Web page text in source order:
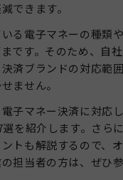
できます。
る電子マネーの種類
です。そのため、自
済ブランドの対応範
ません。
子マネー決済に対応
を紹介します。さら
トも解説するので、
担当者の方は、ぜひ